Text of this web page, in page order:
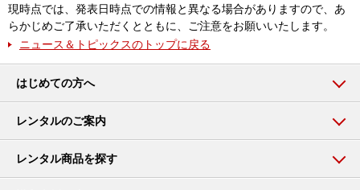
現時点では、発表日時点での情報と異なる場合がありますので、あ
らかじめご了承いただくとともに、ご注意をお願いいたします。
ニュース＆トピックスのトップに戻る
はじめての方へ
レンタルのご案内
レンタル商品を探す